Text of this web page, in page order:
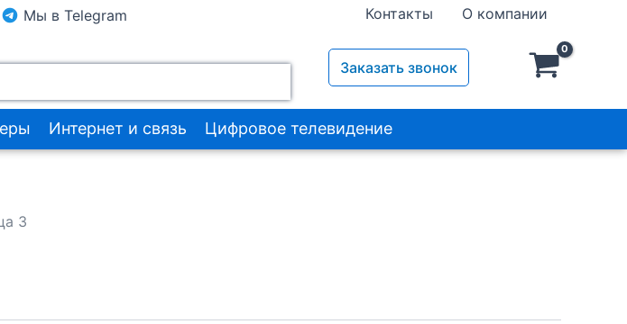
Мы в Telegram Контакты О компании
Заказать звонок
Интернет и связь Цифровое телевидение
3